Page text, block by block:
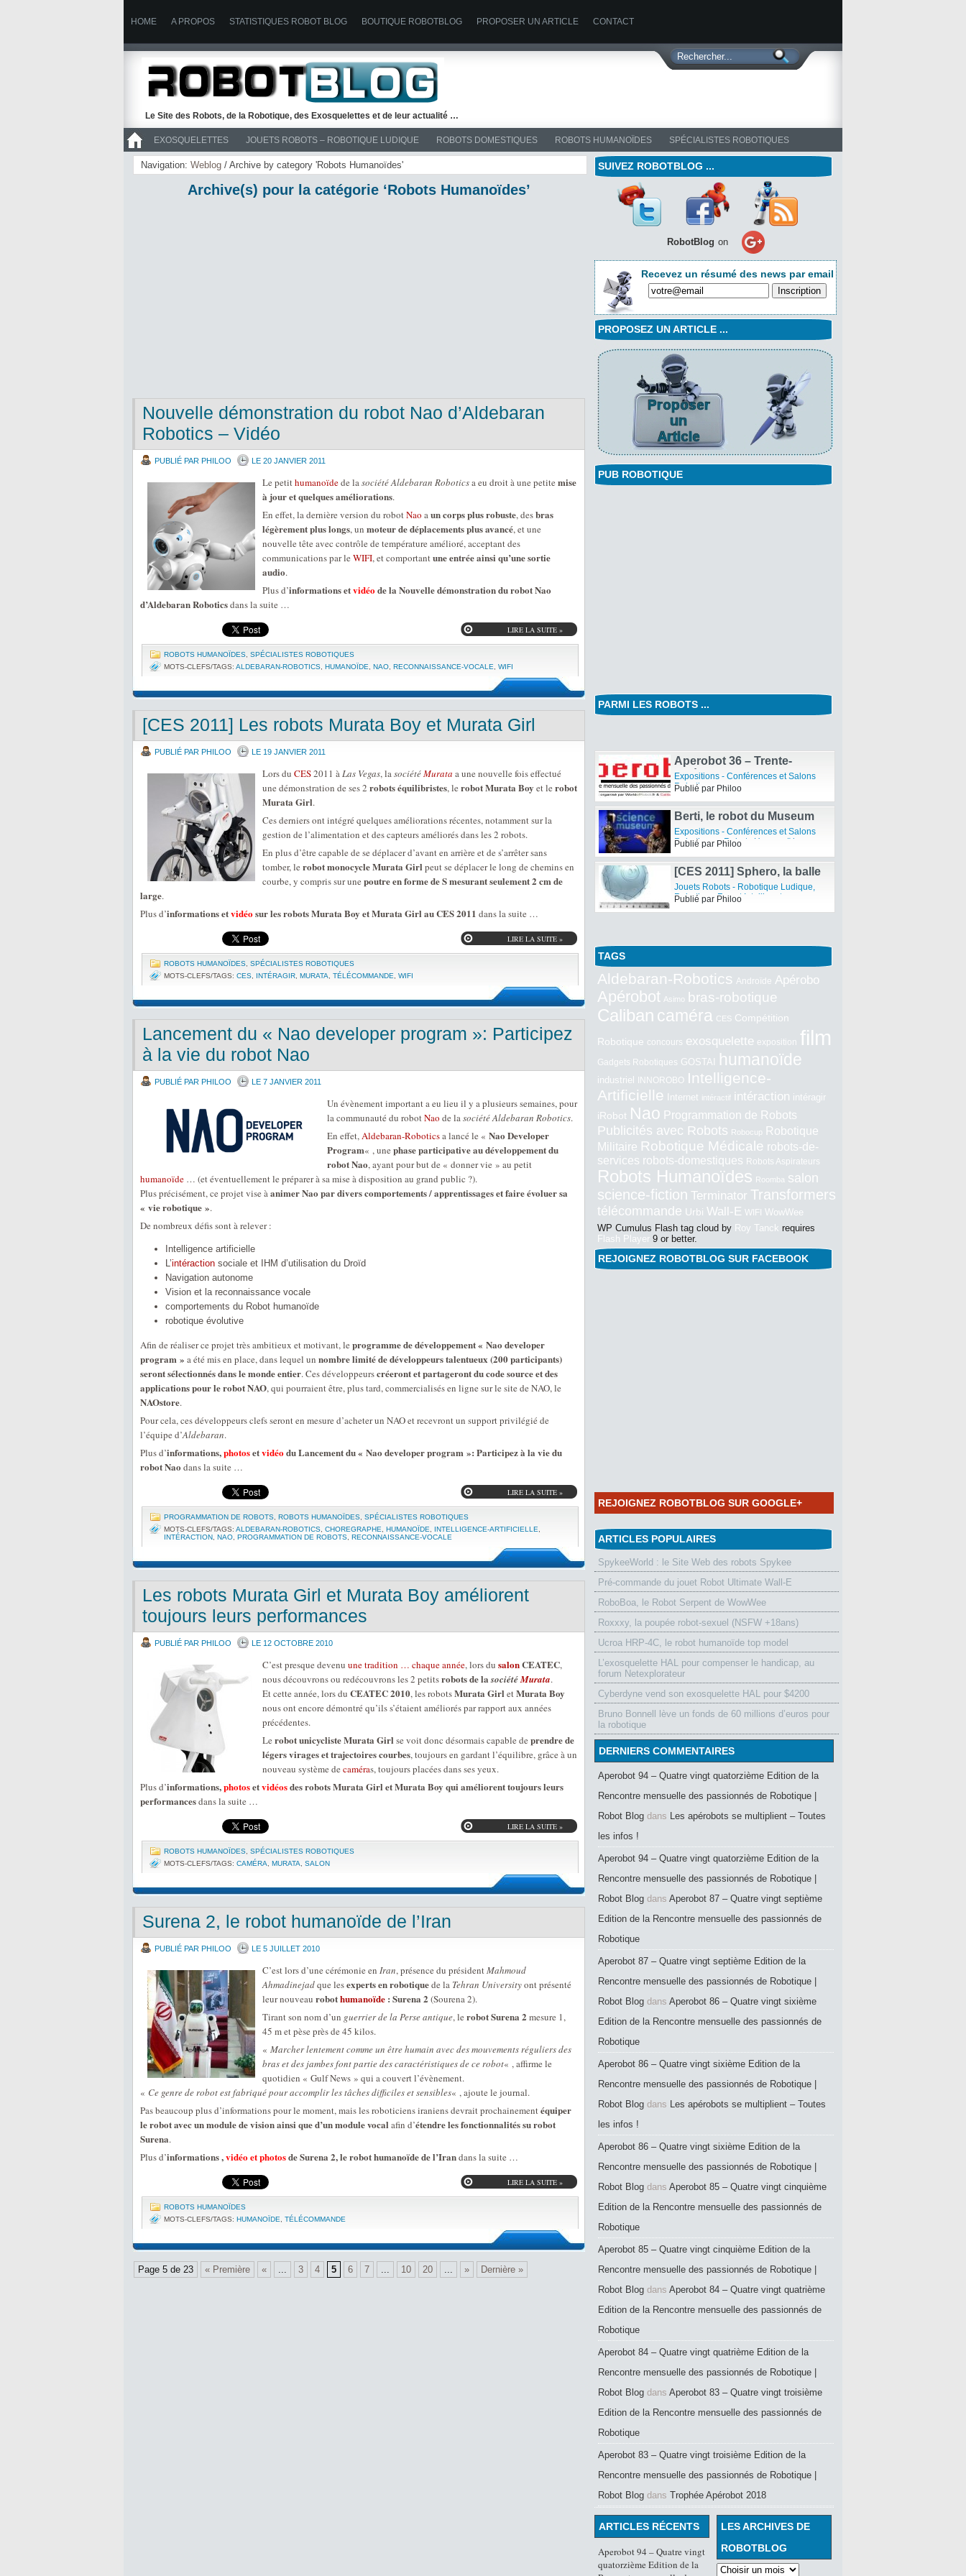
HOME A PROPOS STATISTIQUES ROBOT BLOG BOUTIQUE ROBOTBLOG PROPOSER UN ARTICLE CONTACT
Le Site des Robots, de la Robotique, des Exosquelettes et de leur actualité …
EXOSQUELETTES JOUETS ROBOTS – ROBOTIQUE LUDIQUE ROBOTS DOMESTIQUES ROBOTS HUMANOÏDES SPÉCIALISTES ROBOTIQUES
>> ROBOTS
Navigation: Weblog / Archive by category 'Robots Humanoïdes'
Archive(s) pour la catégorie ‘Robots Humanoïdes’
Nouvelle démonstration du robot Nao d’Aldebaran
Robotics – Vidéo
PUBLIÉ PAR PHILOO LE 20 JANVIER 2011
Le petithumanoïdede lasociété Aldebaran Roboticsa eu droit à une petite mise
à jour et quelques améliorations.
En effet, la dernière version du robotNao aun corps plus robuste, desbras
légèrement plus longs, un moteur de déplacements plus avancé, et une
nouvelle tête avec contrôle de température amélioré, acceptant des
communications par le WIFI, et comportantune entrée ainsi qu’une sortie
audio.
Plus d’informations etvidéode la Nouvelle démonstration du robot Nao
d’Aldebaran Roboticsdans la suite …
LIRE LA SUITE »
ROBOTS HUMANOÏDES SPÉCIALISTES ROBOTIQUES
MOTS-CLEFS/TAGS: ALDEBARAN-ROBOTICS HUMANOÏDE NAO RECONNAISSANCE-VOCALE WIFI
[CES 2011] Les robots Murata Boy et Murata Girl
PUBLIÉ PAR PHILOO LE 19 JANVIER 2011
Lors du CES2011 àLas Vegas, lasociétéMurata a une nouvelle fois effectué
une démonstration de ses 2 robots équilibristes, le robot Murata Boy et le robot
Murata Girl.
Ces derniers ont intégré quelques améliorations récentes, notamment sur la
gestion de l’alimentation et des capteurs améliorés dans les 2 robots.
En plus d’être capable de se déplacer d’avant en arrière et de s’arrêter sans
tomber, le robot monocycle Murata Girl peut se déplacer le long de chemins en
courbe, y compris sur une poutre en forme de S mesurant seulement 2 cm de
large.
Plus d’informations etvidéosur les robots Murata Boy et Murata Girl au CES 2011 dans la suite …
LIRE LA SUITE »
ROBOTS HUMANOÏDES SPÉCIALISTES ROBOTIQUES
MOTS-CLEFS/TAGS: CES INTÉRAGIR MURATA TÉLÉCOMMANDE WIFI
Lancement du « Nao developer program »: Participez
à la vie du robot Nao
PUBLIÉ PAR PHILOO LE 7 JANVIER 2011
Un évènement important a eu lieu il y a plusieurs semaines, pour
la communauté du robotNao de lasociété Aldebaran Robotics.
En effet,Aldebaran-Roboticsa lancé le « Nao Developer
Program« , une phase participative au développement du
robot Nao, ayant pour but de « donner vie » au petit
humanoïde … (et éventuellement le préparer à sa mise à disposition au grand public ?).
Plus précisément, ce projet vise àanimer Nao par divers comportements / apprentissages et faire évoluer sa
« vie robotique ».
De nombreux défis sont à relever :
Intelligence artificielle
L’intéraction sociale et IHM d’utilisation du Droïd
Navigation autonome
Vision et la reconnaissance vocale
comportements du Robot humanoïde
robotique évolutive
Afin de réaliser ce projet très ambitieux et motivant, le programme de développement « Nao developer
program » a été mis en place, dans lequel un nombre limité de développeurs talentueux (200 participants)
seront sélectionnés dans le monde entier. Ces développeurscréeront et partageront du code source et des
applications pour le robot NAO, qui pourraient être, plus tard, commercialisés en ligne sur le site de NAO, le
NAOstore.
Pour cela, ces développeurs clefs seront en mesure d’acheter un NAO et recevront un support privilégié de
l’équipe d’Aldebaran.
Plus d’informations,photosetvidéodu Lancement du « Nao developer program »: Participez à la vie du
robot Nao dans la suite …
LIRE LA SUITE »
PROGRAMMATION DE ROBOTS ROBOTS HUMANOÏDES SPÉCIALISTES ROBOTIQUES
MOTS-CLEFS/TAGS: ALDEBARAN-ROBOTICS CHOREGRAPHE HUMANOÏDE INTELLIGENCE-ARTIFICIELLE
INTÉRACTION NAO PROGRAMMATION DE ROBOTS RECONNAISSANCE-VOCALE
Les robots Murata Girl et Murata Boy améliorent
toujours leurs performances
PUBLIÉ PAR PHILOO LE 12 OCTOBRE 2010
C’est presque devenu une tradition … chaque année, lors du salonCEATEC,
nous découvrons ou redécouvrons les 2 petitsrobots de lasociétéMurata.
Et cette année, lors du CEATEC 2010, les robotsMurata Girl etMurata Boy
nous ont encore démontré qu’ils s’étaient améliorés par rapport aux années
précédentes.
Le robot unicycliste Murata Girl se voit donc désormais capable de prendre de
légers virages et trajectoires courbes, toujours en gardant l’équilibre, grâce à un
nouveau système de caméras, toujours placées dans ses yeux.
Plus d’informations,photosetvidéosdes robots Murata Girl et Murata Boy qui améliorent toujours leurs
performancesdans la suite …
LIRE LA SUITE »
ROBOTS HUMANOÏDES SPÉCIALISTES ROBOTIQUES
MOTS-CLEFS/TAGS: CAMÉRA MURATA SALON
Surena 2, le robot humanoïde de l’Iran
PUBLIÉ PAR PHILOO LE 5 JUILLET 2010
C’est lors d’une cérémonie en Iran, présence du présidentMahmoud
Ahmadinejadque lesexperts en robotiquede la Tehran Universityont présenté
leur nouveau robothumanoïde : Surena 2 (Sourena 2).
Tirant son nom d’un guerrier de la Perse antique, le robot Surena 2 mesure 1,
45 m et pèse près de 45 kilos.
« Marcher lentement comme un être humain avec des mouvements réguliers des
bras et des jambes font partie des caractéristiques de ce robot« , affirme le
quotidien « Gulf News » qui a couvert l’évènement.
« Ce genre de robot est fabriqué pour accomplir les tâches difficiles et sensibles« , ajoute le journal.
Pas beaucoup plus d’informations pour le moment, mais les roboticiens iraniens devrait prochainementéquiper
le robot avec un module de vision ainsi que d’un module vocal afin d’étendre les fonctionnalités su robot
Surena.
Plus d’informations ,vidéo et photosde Surena 2, le robot humanoïde de l’Irandans la suite …
LIRE LA SUITE »
ROBOTS HUMANOÏDES
MOTS-CLEFS/TAGS: HUMANOÏDE TÉLÉCOMMANDE
Page 5 de 23 « Première « ... 3 4 5 6 7 ... 10 20 ... » Dernière »
SUIVEZ ROBOTBLOG ...
RobotBlog on
Recevez un résumé des news par email
PROPOSEZ UN ARTICLE ...
PUB ROBOTIQUE
PARMI LES ROBOTS ...
et Intelligente
Publié par Philoo
Aperobot 36 – Trente-
Rencontre mensuelle des
passionnés de Robotique
Expositions - Conférences et Salons
Robotiques
Publié par Philoo
Berti, le robot du Museum
Expositions - Conférences et Salons
Robotiques, Robots Humanoïdes
Publié par Philoo
[CES 2011] Sphero, la balle
Jouets Robots - Robotique Ludique,
TAGS
Aldebaran-Robotics Androïde Apérobo
Apérobot Asimo bras-robotique
Caliban caméra CES Compétition
Robotique concours exosquelette exposition film
Gadgets Robotiques GOSTAI humanoïde
industriel INNOROBO Intelligence-
Artificielle
Internet intéractif intéraction intéragir
iRobot Nao Programmation de Robots
Publicités avec Robots Robocup
Robotique
Militaire Robotique Médicale robots-de-
services robots-domestiques Robots Aspirateurs
Robots Humanoïdes Roomba salon
science-fiction Terminator Transformers
télécommande Urbi Wall-E WIFI WowWee
WP Cumulus Flash tag cloud by Roy Tanck requires
Flash Player 9 or better.
REJOIGNEZ ROBOTBLOG SUR FACEBOOK
REJOIGNEZ ROBOTBLOG SUR GOOGLE+
ARTICLES POPULAIRES
SpykeeWorld : le Site Web des robots Spykee
Pré-commande du jouet Robot Ultimate Wall-E
RoboBoa, le Robot Serpent de WowWee
Roxxxy, la poupée robot-sexuel (NSFW +18ans)
Ucroa HRP-4C, le robot humanoïde top model
L’exosquelette HAL pour compenser le handicap, au
forum Netexplorateur
Cyberdyne vend son exosquelette HAL pour $4200
Bruno Bonnell lève un fonds de 60 millions d’euros pour
la robotique
DERNIERS COMMENTAIRES
Aperobot 94 – Quatre vingt quatorzième Edition de la
Rencontre mensuelle des passionnés de Robotique |
Robot Blog dans Les apérobots se multiplient – Toutes
les infos !
Aperobot 94 – Quatre vingt quatorzième Edition de la
Rencontre mensuelle des passionnés de Robotique |
Robot Blog dans Aperobot 87 – Quatre vingt septième
Edition de la Rencontre mensuelle des passionnés de
Robotique
Aperobot 87 – Quatre vingt septième Edition de la
Rencontre mensuelle des passionnés de Robotique |
Robot Blog dans Aperobot 86 – Quatre vingt sixième
Edition de la Rencontre mensuelle des passionnés de
Robotique
Aperobot 86 – Quatre vingt sixième Edition de la
Rencontre mensuelle des passionnés de Robotique |
Robot Blog dans Les apérobots se multiplient – Toutes
les infos !
Aperobot 86 – Quatre vingt sixième Edition de la
Rencontre mensuelle des passionnés de Robotique |
Robot Blog dans Aperobot 85 – Quatre vingt cinquième
Edition de la Rencontre mensuelle des passionnés de
Robotique
Aperobot 85 – Quatre vingt cinquième Edition de la
Rencontre mensuelle des passionnés de Robotique |
Robot Blog dans Aperobot 84 – Quatre vingt quatrième
Edition de la Rencontre mensuelle des passionnés de
Robotique
Aperobot 84 – Quatre vingt quatrième Edition de la
Rencontre mensuelle des passionnés de Robotique |
Robot Blog dans Aperobot 83 – Quatre vingt troisième
Edition de la Rencontre mensuelle des passionnés de
Robotique
Aperobot 83 – Quatre vingt troisième Edition de la
Rencontre mensuelle des passionnés de Robotique |
Robot Blog dans Trophée Apérobot 2018
LES ARCHIVES DE
ROBOTBLOG
ARTICLES RÉCENTS
Aperobot 94 – Quatre vingt
quatorzième Edition de la